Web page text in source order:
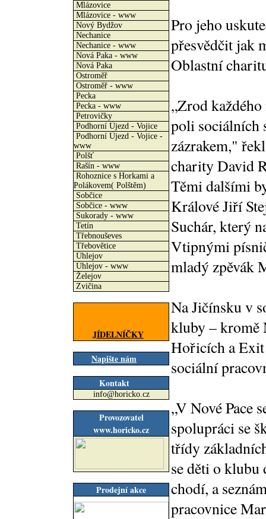
Mlázovice
Mlázovice - www
Nový Bydžov
Nechanice
Nechanice - www
Nová Paka - www
Nová Paka
Ostroměř
Ostroměř - www
Pecka
Pecka - www
Petrovičky
Podhorní Újezd - Vojice
Podhorní Újezd - Vojice -
www
Polšť
Rašín - www
Rohoznice s Horkami a
Polákovem( Polštěm)
Sobčice
Sobčice - www
Sukorady - www
Tetín
Třebnouševes
Třebovětice
Úhlejov
Úhlejov - www
Želejov
Zvičina
JÍDELNÍČKY
Napište nám
Kontakt
info@horicko.cz
Provozovatel
www.horicko.cz
Prodejní akce
Pro jeho
přesvědčit jak
Oblastní
„Zrod
poli sociálních
zázrakem,"
charity David
Těmi dalšími
Králové Jiří
Suchár, který
Vtipnými
mladý zpěvák
Na Jičínsku v
kluby – kromě
Hořicích a Exit
sociální
„V Nové Pace
spolupráci se
třídy
se děti o klubu
chodí, a
pracovnice